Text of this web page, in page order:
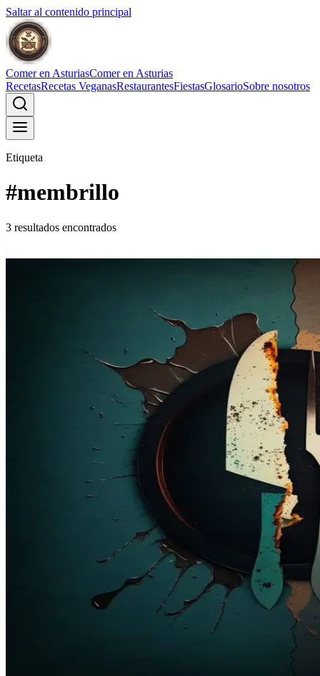
Saltar al contenido principal
Comer en AsturiasComer en Asturias
RecetasRecetas VeganasRestaurantesFiestasGlosarioSobre nosotros
Etiqueta
#membrillo
3 resultados encontrados